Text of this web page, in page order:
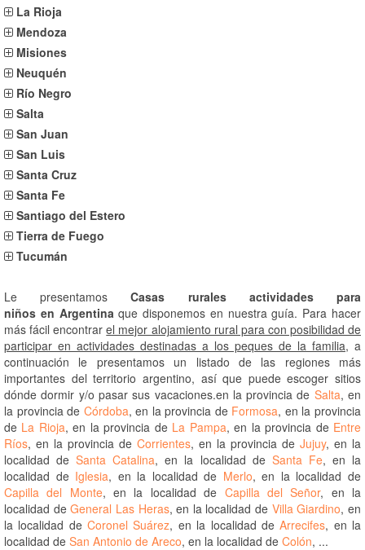
La Rioja
Mendoza
Misiones
Neuquén
Río Negro
Salta
San Juan
San Luis
Santa Cruz
Santa Fe
Santiago del Estero
Tierra de Fuego
Tucumán
Le presentamosCasas rurales actividades para
niños en Argentina que disponemos en nuestra guía. Para hacer
más fácil encontrarel mejor alojamiento rural para con posibilidad de
participar en actividades destinadas a los peques de la familia, a
continuación le presentamos un listado de las regiones más
importantes del territorio argentino, así que puede escoger sitios
dónde dormir y/o pasar sus vacaciones.en la provincia de Salta, en
la provincia de Córdoba, en la provincia de Formosa, en la provincia
de La Rioja, en la provincia de La Pampa, en la provincia de Entre
Ríos, en la provincia de Corrientes, en la provincia de Jujuy, en la
localidad deSanta Catalina, en la localidad de Santa Fe, en la
localidad de Iglesia, en la localidad de Merlo, en la localidad de
Capilla del Monte, en la localidad de Capilla del Señor, en la
localidad deGeneral Las Heras, en la localidad de Villa Giardino, en
la localidad deCoronel Suárez, en la localidad deArrecifes, en la
localidad de San Antonio de Areco, en la localidad de Colón, ...